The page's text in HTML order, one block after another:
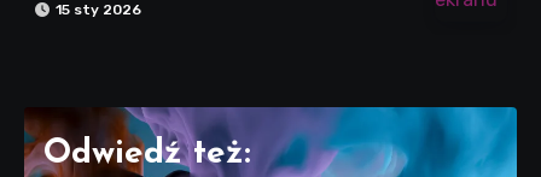
15 sty 2026
Odwiedź też: